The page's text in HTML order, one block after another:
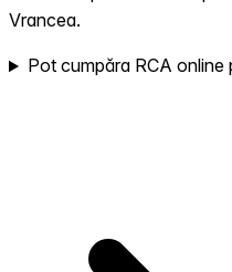
Vrancea.
Pot cumpăra RCA online